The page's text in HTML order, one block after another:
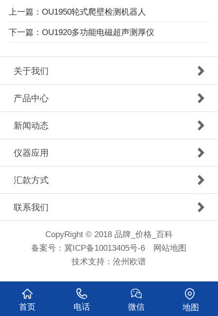
上一篇：OU1950轮式爬壁检测机器人
下一篇：OU1920多功能电磁超声测厚仪
关于我们
产品中心
新闻动态
仪器应用
汇款方式
联系我们
CopyRight © 2018 品牌_价格_百科
备案号：冀ICP备10013405号-6
网站地图
技术支持：沧州欧谱
首页 电话 微信 地图